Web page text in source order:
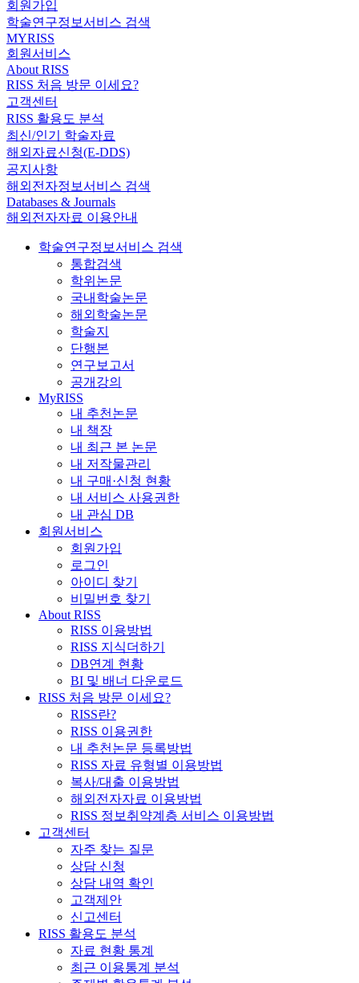
회원가입
학술연구정보서비스 검색
MYRISS
회원서비스
About RISS
RISS 처음 방문 이세요?
고객센터
RISS 활용도 분석
최신/인기 학술자료
해외자료신청(E-DDS)
공지사항
해외전자정보서비스 검색
Databases & Journals
해외전자자료 이용안내
학술연구정보서비스 검색
통합검색
학위논문
국내학술논문
해외학술논문
학술지
단행본
연구보고서
공개강의
MyRISS
내 추천논문
내 책장
내 최근 본 논문
내 저작물관리
내 구매·신청 현황
내 서비스 사용권한
내 관심 DB
회원서비스
회원가입
로그인
아이디 찾기
비밀번호 찾기
About RISS
RISS 이용방법
RISS 지식더하기
DB연계 현황
BI 및 배너 다운로드
RISS 처음 방문 이세요?
RISS란?
RISS 이용권한
내 추천논문 등록방법
RISS 자료 유형별 이용방법
복사/대출 이용방법
해외전자자료 이용방법
RISS 정보취약계층 서비스 이용방법
고객센터
자주 찾는 질문
상담 신청
상담 내역 확인
고객제안
신고센터
RISS 활용도 분석
자료 현황 통계
최근 이용통계 분석